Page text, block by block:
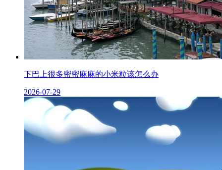
下巴上很多密密麻麻的小米粒该怎么办
2026-07-29